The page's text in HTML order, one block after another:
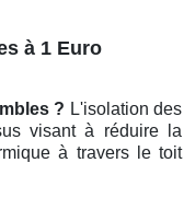
à 1 Euro
? L'isolation des
visant à réduire la
à travers le toit